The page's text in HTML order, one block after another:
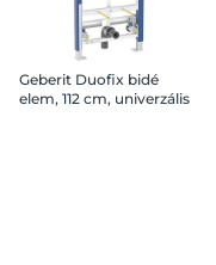
Geberit Duofix bidé
elem, 112 cm, univerzális